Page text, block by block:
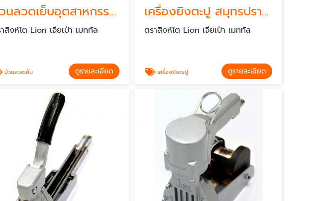
ม้วนลวดเย็บอุตสาหกรรม สมุทรปราการ
สิงห์โต Lion เจียเป่า เมททัล
ม้วนลวดเย็บ ดูรายละเอียด
เครื่องยิงตะปู สมุทรปราการ
ตราสิงห์โต Lion เจียเป่า เมททัล
เครื่องยิงตะปู ดูรายละเอียด